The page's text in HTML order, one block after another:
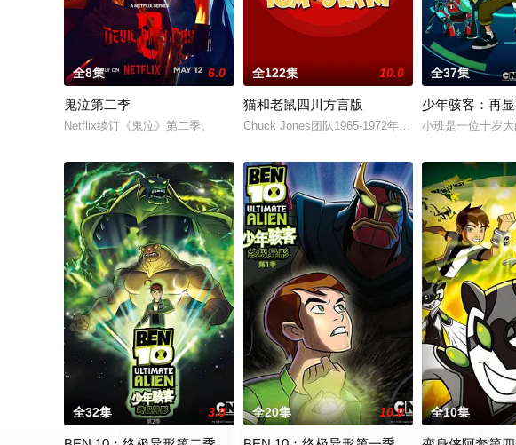
全8集 6.0
鬼泣第二季
Netflix续订《鬼泣》第二季。
全122集 10.0
猫和老鼠四川方言版
Chuck Jones团队1965-1972年间基于
全37集
少年骇客：再
小班是一位十岁
全32集 3.0 全20集 10.0 全10集